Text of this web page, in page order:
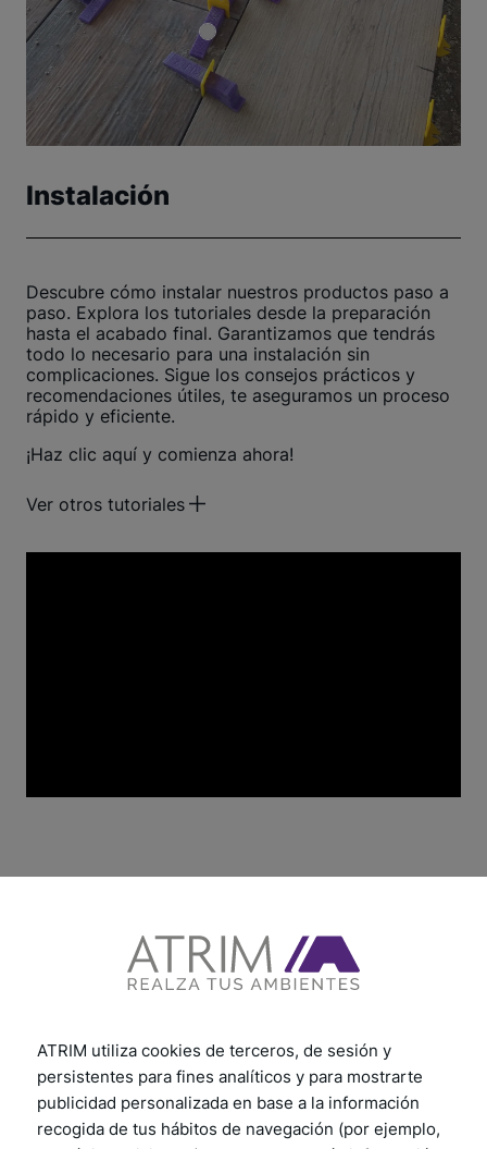
Instalación
Descubre cómo instalar nuestros productos paso a
paso. Explora los tutoriales desde la preparación
hasta el acabado final. Garantizamos que tendrás
todo lo necesario para una instalación sin
complicaciones. Sigue los consejos prácticos y
recomendaciones útiles, te aseguramos un proceso
rápido y eficiente.
¡Haz clic aquí y comienza ahora!
Ver otros tutoriales
ATRIM utiliza cookies de terceros, de sesión y
persistentes para fines analíticos y para mostrarte
publicidad personalizada en base a la información
recogida de tus hábitos de navegación (por ejemplo,